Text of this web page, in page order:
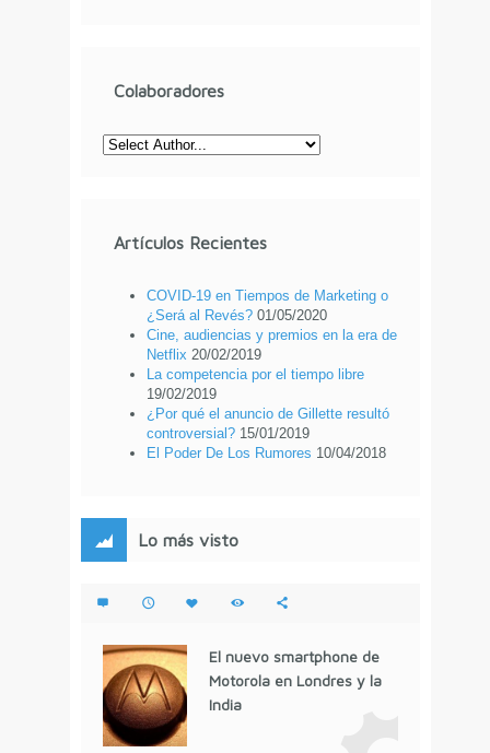
Colaboradores
Artículos Recientes
COVID-19 en Tiempos de Marketing o
¿Será al Revés? 01/05/2020
Cine, audiencias y premios en la era de
Netflix 20/02/2019
La competencia por el tiempo libre
19/02/2019
¿Por qué el anuncio de Gillette resultó
controversial? 15/01/2019
El Poder De Los Rumores 10/04/2018
Lo más visto
El nuevo smartphone de
Motorola en Londres y la
India